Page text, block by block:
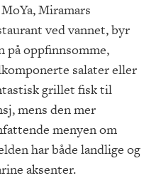
Miramars
ved vannet, byr
på oppfinnsomme,
salater eller
grillet fisk til
mens den mer
menyen om
har både landlige og
aksenter.